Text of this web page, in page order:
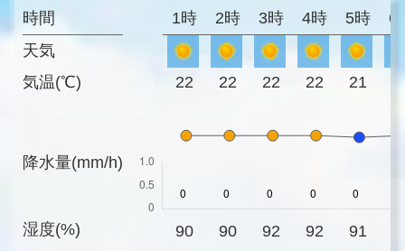
時間
天気
気温(℃)
降水量(mm/h)
湿度(%)
1時 2時 3時 4時 5時 6
22 22 22 22 21
90 90 92 92 91